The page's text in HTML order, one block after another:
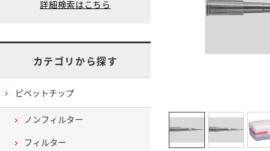
カテゴリから探す
ピペットチップ
ノンフィルター
フィルター